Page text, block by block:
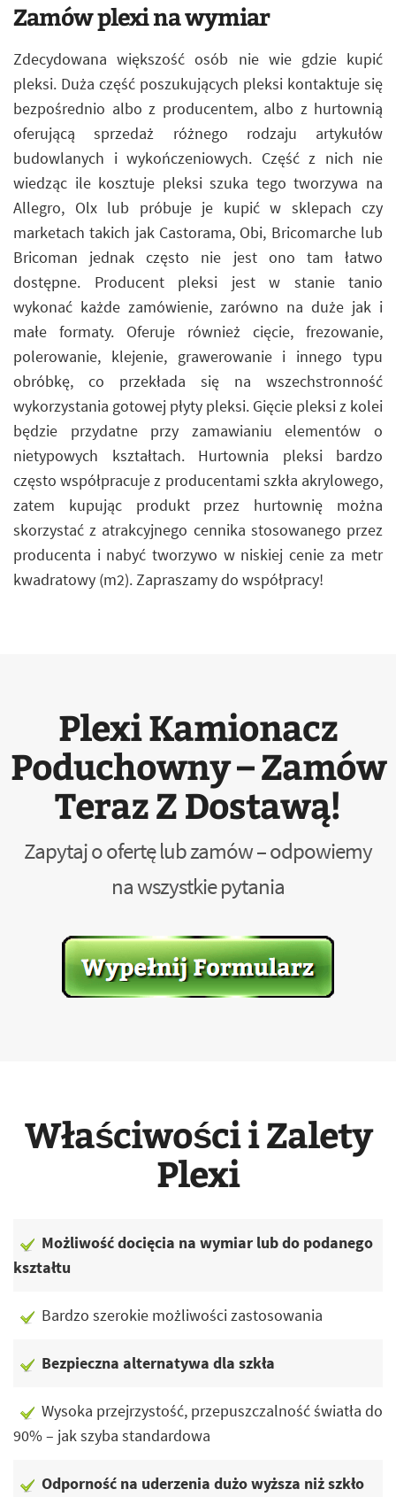
Zamów plexi na wymiar
Zdecydowana większość osób nie wie gdzie kupić
pleksi. Duża część poszukujących pleksi kontaktuje się
bezpośrednio albo z producentem, albo z hurtownią
oferującą sprzedaż różnego rodzaju artykułów
budowlanych i wykończeniowych. Część z nich nie
wiedząc ile kosztuje pleksi szuka tego tworzywa na
Allegro, Olx lub próbuje je kupić w sklepach czy
marketach takich jak Castorama, Obi, Bricomarche lub
Bricoman jednak często nie jest ono tam łatwo
dostępne. Producent pleksi jest w stanie tanio
wykonać każde zamówienie, zarówno na duże jak i
małe formaty. Oferuje również cięcie, frezowanie,
polerowanie, klejenie, grawerowanie i innego typu
obróbkę, co przekłada się na wszechstronność
wykorzystania gotowej płyty pleksi. Gięcie pleksi z kolei
będzie przydatne przy zamawianiu elementów o
nietypowych kształtach. Hurtownia pleksi bardzo
często współpracuje z producentami szkła akrylowego,
zatem kupując produkt przez hurtownię można
skorzystać z atrakcyjnego cennika stosowanego przez
producenta i nabyć tworzywo w niskiej cenie za metr
kwadratowy (m2). Zapraszamy do współpracy!
Plexi Kamionacz
Poduchowny – Zamów
Teraz Z Dostawą!
Zapytaj o ofertę lub zamów – odpowiemy
na wszystkie pytania
Właściwości i Zalety
Plexi
Możliwość docięcia na wymiar lub do podanego
kształtu
Bardzo szerokie możliwości zastosowania
Bezpieczna alternatywa dla szkła
Wysoka przejrzystość, przepuszczalność światła do
90% – jak szyba standardowa
Odporność na uderzenia dużo wyższa niż szkło